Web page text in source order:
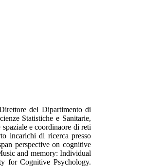
del Dipartimento di
Statistiche e Sanitarie,
e coordinaore di reti
incarichi di ricerca presso
perspective on cognitive
and memory: Individual
for Cognitive Psychology.